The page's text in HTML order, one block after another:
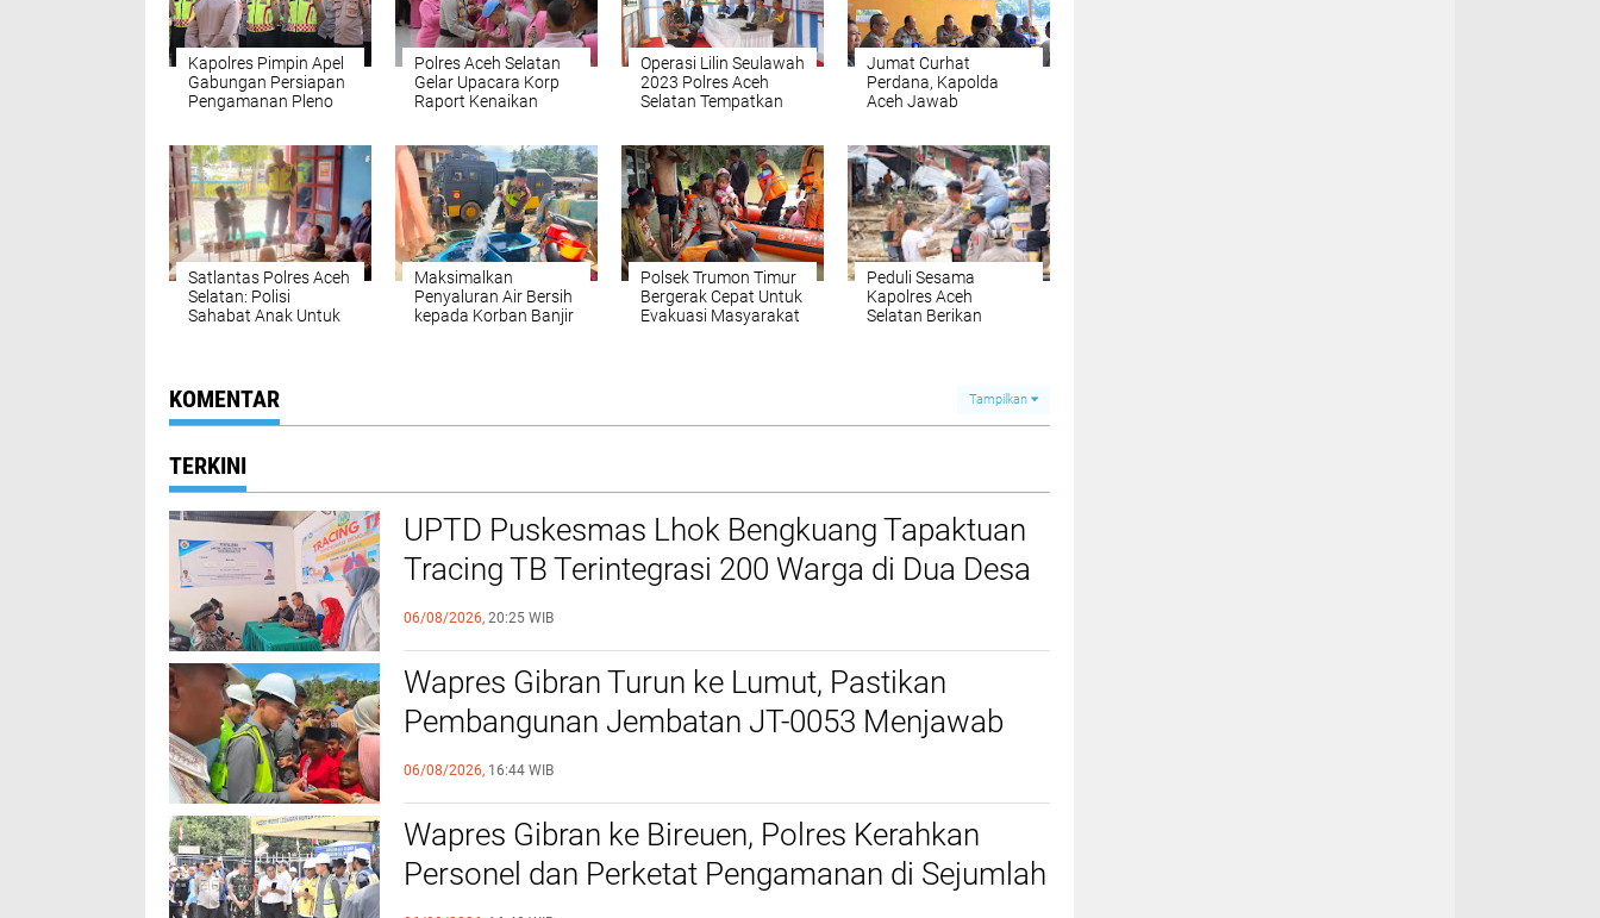
Kapolres Pimpin Apel
Gabungan Persiapan
Pengamanan Pleno
Selatan
Polres Aceh Selatan
Gelar Upacara Korp
Raport Kenaikan
Operasi Lilin Seulawah
2023 Polres Aceh
Selatan Tempatkan
Jumat Curhat
Perdana, Kapolda
Aceh Jawab
Rohingya
Satlantas Polres Aceh
Selatan: Polisi
Sahabat Anak Untuk
Maksimalkan
Penyaluran Air Bersih
kepada Korban Banjir
Polsek Trumon Timur
Bergerak Cepat Untuk
Evakuasi Masyarakat
Peduli Sesama
Kapolres Aceh
Selatan Berikan
KOMENTAR Tampilkan
TERKINI
UPTD Puskesmas Lhok Bengkuang Tapaktuan
‎Tracing TB Terintegrasi 200 Warga di Dua Desa
Melalui Cek Kesehatan Gratis
06/08/2026, 20:25 WIB
Wapres Gibran Turun ke Lumut, Pastikan
Pembangunan Jembatan JT-0053 Menjawab
Kebutuhan Warga
06/08/2026, 16:44 WIB
Wapres Gibran ke Bireuen, Polres Kerahkan
Personel dan Perketat Pengamanan di Sejumlah